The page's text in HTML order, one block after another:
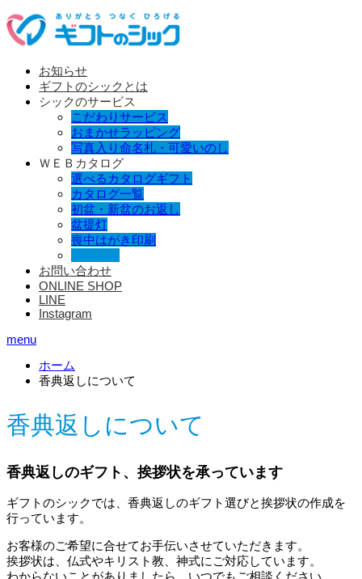
お知らせ
ギフトのシックとは
シックのサービス
こだわりサービス
おまかせラッピング
写真入り命名札・可愛いのし
ＷＥＢカタログ
選べるカタログギフト
カタログ一覧
初盆・新盆のお返し
盆提灯
喪中はがき印刷
お問い合わせ
ONLINE SHOP
LINE
Instagram
menu
ホーム
香典返しについて
香典返しについて
香典返しのギフト、挨拶状を承っています
ギフトのシックでは、香典返しのギフト選びと挨拶状の作成を
行っています。
お客様のご希望に合せてお手伝いさせていただきます。
挨拶状は、仏式やキリスト教、神式にご対応しています。